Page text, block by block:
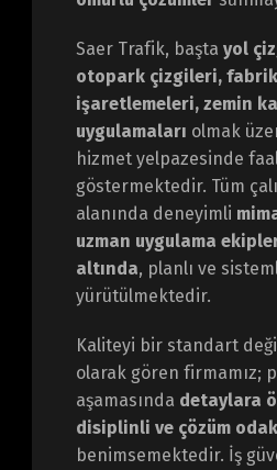
Saer Trafik, başta yol
otopark çizgileri,
işaretlemeleri, zemin
uygulamaları olmak
hizmet yelpazesinde
göstermektedir. Tüm
alanında deneyimli
uzman uygulama
altında, planlı ve
yürütülmektedir.
Kaliteyi bir standart
olarak gören firmamız;
aşamasında detaylara
disiplinli ve çözüm
benimsemektedir. İş